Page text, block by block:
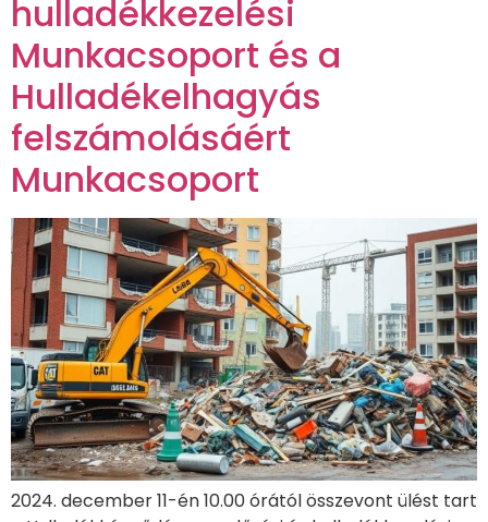
hulladékkezelési
Munkacsoport és a
Hulladékelhagyás
felszámolásáért
Munkacsoport
2024. december 11-én 10.00 órától összevont ülést tart